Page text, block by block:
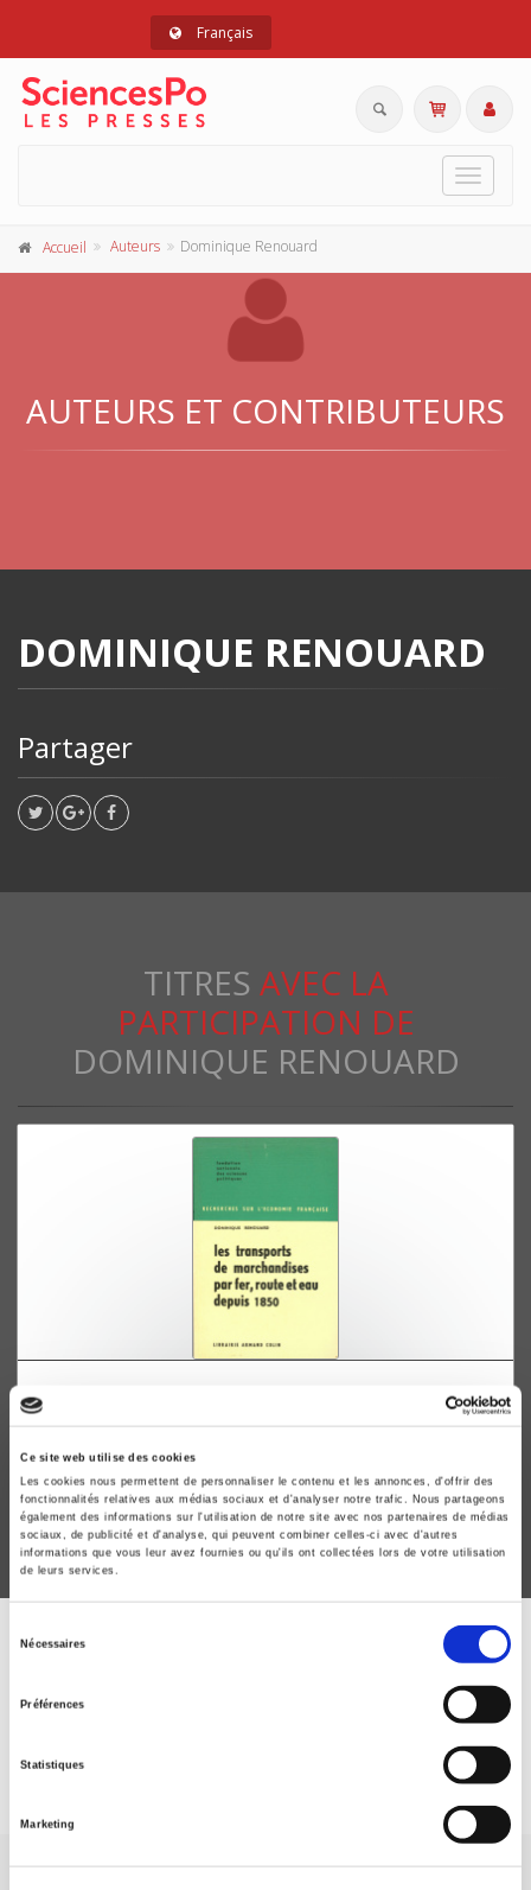
Ce site web utilise des cookies
Les cookies nous permettent de personnaliser le contenu et les annonces, d'offrir des
fonctionnalités relatives aux médias sociaux et d'analyser notre trafic. Nous partageons
également des informations sur l'utilisation de notre site avec nos partenaires de médias
sociaux, de publicité et d'analyse, qui peuvent combiner celles-ci avec d'autres
informations que vous leur avez fournies ou qu'ils ont collectées lors de votre utilisation
de leurs services.
Nécessaires
Préférences
Statistiques
Marketing
Français
Toggle
Accueil Auteurs Dominique Renouard
AUTEURS ET CONTRIBUTEURS
DOMINIQUE RENOUARD
Partager
TITRES AVEC LA
PARTICIPATION DE
DOMINIQUE RENOUARD
Les transports de marchandises par fer, route et
eau depuis 1850
Dominique Renouard
ABONNEZ-VOUS À NOS